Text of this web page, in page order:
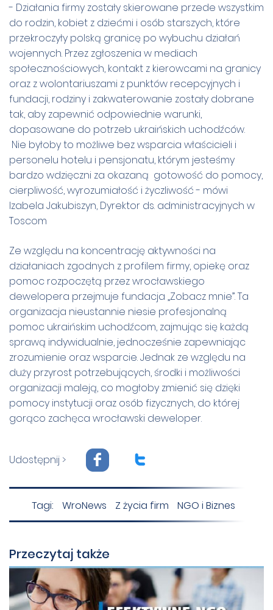
- Działania firmy zostały skierowane przede wszystkim
do rodzin, kobiet z dziećmi i osób starszych, które
przekroczyły polską granicę po wybuchu działań
wojennych. Przez zgłoszenia w mediach
społecznościowych, kontakt z kierowcami na granicy
oraz z wolontariuszami z punktów recepcyjnych i
fundacji, rodziny i zakwaterowanie zostały dobrane
tak, aby zapewnić odpowiednie warunki,
dopasowane do potrzeb ukraińskich uchodźców.
Nie byłoby to możliwe bez wsparcia właścicieli i
personelu hotelu i pensjonatu, którym jesteśmy
bardzo wdzięczni za okazaną gotowość do pomocy,
cierpliwość, wyrozumiałość i życzliwość - mówi
Izabela Jakubiszyn, Dyrektor ds. administracyjnych w
Toscom
Ze względu na koncentrację aktywności na
działaniach zgodnych z profilem firmy, opiekę oraz
pomoc rozpoczętą przez wrocławskiego
dewelopera przejmuje fundacja „Zobacz mnie”. Ta
organizacja nieustannie niesie profesjonalną
pomoc ukraińskim uchodźcom, zajmując się każdą
sprawą indywidualnie, jednocześnie zapewniając
zrozumienie oraz wsparcie. Jednak ze względu na
duży przyrost potrzebujących, środki i możliwości
organizacji maleją, co mogłoby zmienić się dzięki
pomocy instytucji oraz osób fizycznych, do której
gorąco zachęca wrocławski deweloper.
Udostępnij > F T
Tagi: WroNews Z życia firm NGO i Biznes
Przeczytaj także